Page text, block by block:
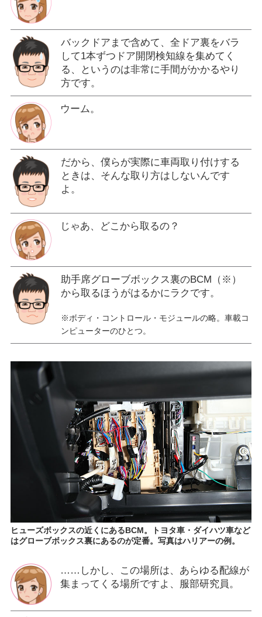
バックドアまで含めて、全ドア裏をバラ
して1本ずつドア開閉検知線を集めてく
る、というのは非常に手間がかかるやり
方です。
ウーム。
だから、僕らが実際に車両取り付けする
ときは、そんな取り方はしないんです
よ。
じゃあ、どこから取るの？
助手席グローブボックス裏のBCM（※）
から取るほうがはるかにラクです。
※ボディ・コントロール・モジュールの略。車載コ
ンピューターのひとつ。
ヒューズボックスの近くにあるBCM。トヨタ車・ダイハツ車など
はグローブボックス裏にあるのが定番。写真はハリアーの例。
……しかし、この場所は、あらゆる配線が
集まってくる場所ですよ、服部研究員。